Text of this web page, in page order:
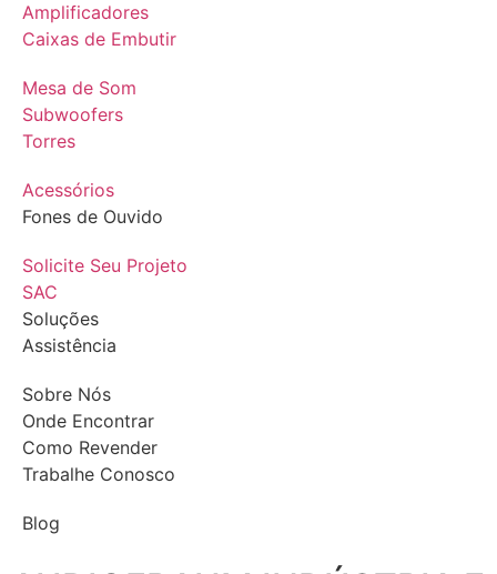
Amplificadores
Caixas de Embutir
Mesa de Som
Subwoofers
Torres
Acessórios
Fones de Ouvido
Solicite Seu Projeto
SAC
Soluções
Assistência
Sobre Nós
Onde Encontrar
Como Revender
Trabalhe Conosco
Blog